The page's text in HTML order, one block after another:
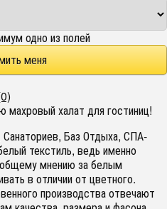
одно из полей
халат для гостиниц!
Баз Отдыха, СПА-
текстиль, ведь именно
мнению за белым
в отличии от цветного.
производства отвечают